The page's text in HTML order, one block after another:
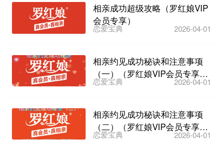
相亲成功超级攻略（罗红娘VIP
会员专享）
恋爱宝典 2026-04-01
相亲约见成功秘诀和注意事项
（一）（罗红娘VIP会员专享教
学视频）
恋爱宝典 2026-04-01
相亲约见成功秘诀和注意事项
（二）（罗红娘VIP会员专享教
学视频）
恋爱宝典 2026-04-01